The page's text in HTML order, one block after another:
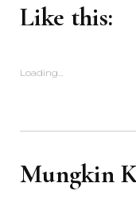
Like this:
Loading...
Mungkin